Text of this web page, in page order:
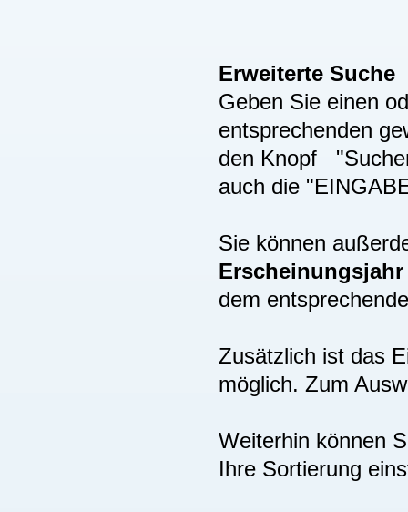
Erweiterte Suche
Geben Sie einen
entsprechenden
den Knopf
auch die
Sie können
dem
Zusätzlich ist das
möglich. Zum
Weiterhin können
Ihre Sortierung